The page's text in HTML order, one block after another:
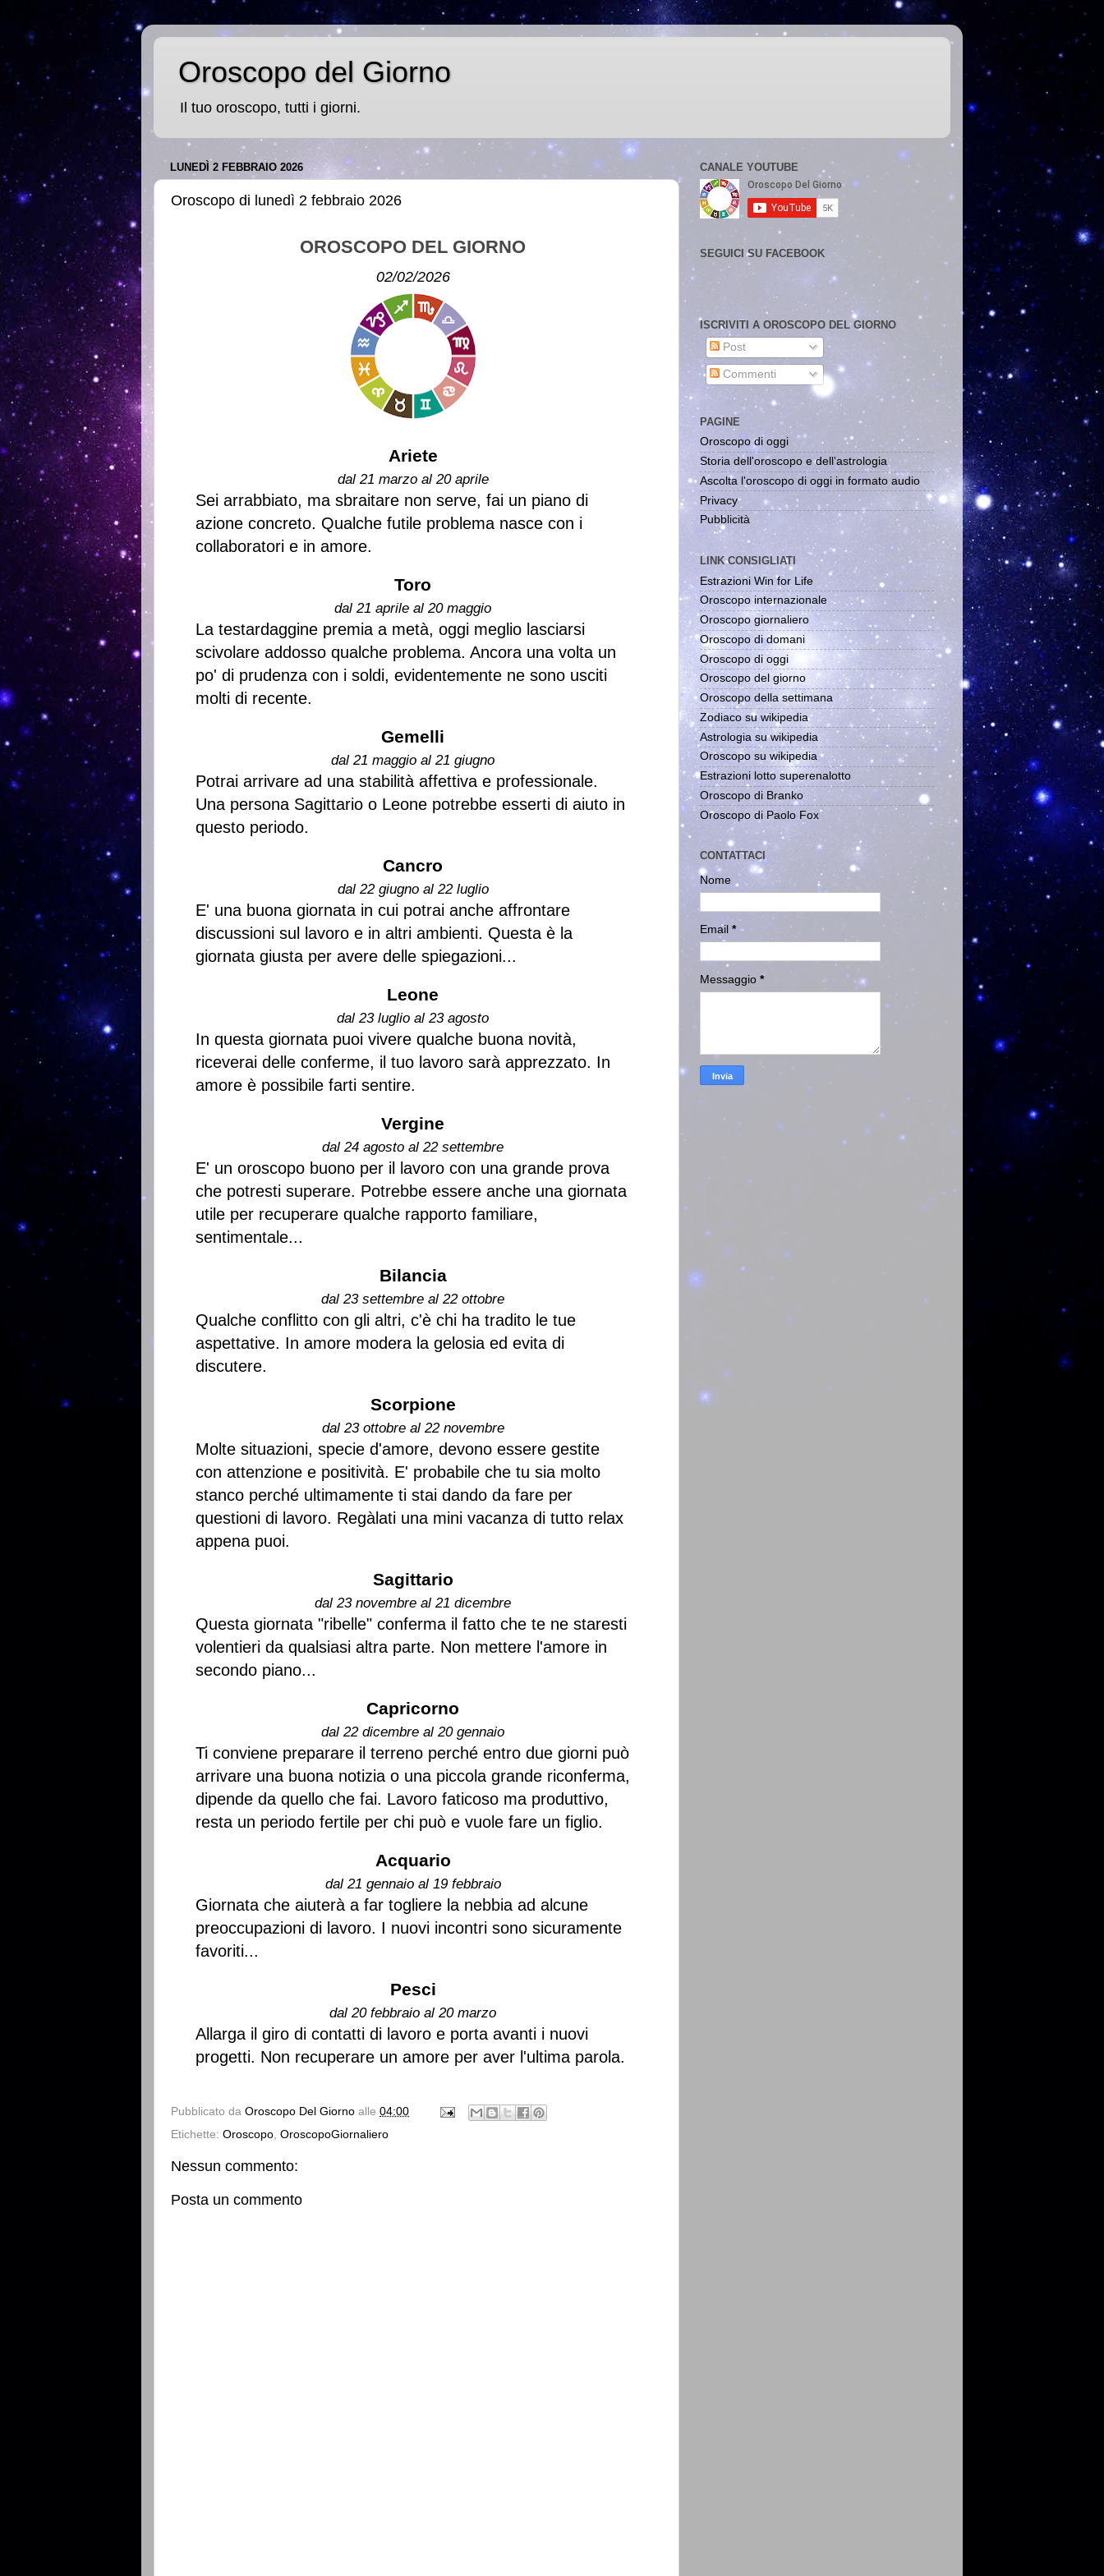
Oroscopo del Giorno
Il tuo oroscopo, tutti i giorni.
LUNEDÌ 2 FEBBRAIO 2026
Oroscopo di lunedì 2 febbraio 2026
OROSCOPO DEL GIORNO
02/02/2026
Ariete
dal 21 marzo al 20 aprile
Sei arrabbiato, ma sbraitare non serve, fai un piano di
azione concreto. Qualche futile problema nasce con i
collaboratori e in amore.
Toro
dal 21 aprile al 20 maggio
La testardaggine premia a metà, oggi meglio lasciarsi
scivolare addosso qualche problema. Ancora una volta un
po' di prudenza con i soldi, evidentemente ne sono usciti
molti di recente.
Gemelli
dal 21 maggio al 21 giugno
Potrai arrivare ad una stabilità affettiva e professionale.
Una persona Sagittario o Leone potrebbe esserti di aiuto in
questo periodo.
Cancro
dal 22 giugno al 22 luglio
E' una buona giornata in cui potrai anche affrontare
discussioni sul lavoro e in altri ambienti. Questa è la
giornata giusta per avere delle spiegazioni...
Leone
dal 23 luglio al 23 agosto
In questa giornata puoi vivere qualche buona novità,
riceverai delle conferme, il tuo lavoro sarà apprezzato. In
amore è possibile farti sentire.
Vergine
dal 24 agosto al 22 settembre
E' un oroscopo buono per il lavoro con una grande prova
che potresti superare. Potrebbe essere anche una giornata
utile per recuperare qualche rapporto familiare,
sentimentale...
Bilancia
dal 23 settembre al 22 ottobre
Qualche conflitto con gli altri, c'è chi ha tradito le tue
aspettative. In amore modera la gelosia ed evita di
discutere.
Scorpione
dal 23 ottobre al 22 novembre
Molte situazioni, specie d'amore, devono essere gestite
con attenzione e positività. E' probabile che tu sia molto
stanco perché ultimamente ti stai dando da fare per
questioni di lavoro. Regàlati una mini vacanza di tutto relax
appena puoi.
Sagittario
dal 23 novembre al 21 dicembre
Questa giornata "ribelle" conferma il fatto che te ne staresti
volentieri da qualsiasi altra parte. Non mettere l'amore in
secondo piano...
Capricorno
dal 22 dicembre al 20 gennaio
Ti conviene preparare il terreno perché entro due giorni può
arrivare una buona notizia o una piccola grande riconferma,
dipende da quello che fai. Lavoro faticoso ma produttivo,
resta un periodo fertile per chi può e vuole fare un figlio.
Acquario
dal 21 gennaio al 19 febbraio
Giornata che aiuterà a far togliere la nebbia ad alcune
preoccupazioni di lavoro. I nuovi incontri sono sicuramente
favoriti...
Pesci
dal 20 febbraio al 20 marzo
Allarga il giro di contatti di lavoro e porta avanti i nuovi
progetti. Non recuperare un amore per aver l'ultima parola.
Pubblicato da Oroscopo Del Giorno alle 04:00
Etichette: Oroscopo OroscopoGiornaliero
Nessun commento:
Posta un commento
CANALE YOUTUBE
SEGUICI SU FACEBOOK
ISCRIVITI A OROSCOPO DEL GIORNO
Post
Commenti
PAGINE
Oroscopo di oggi
Storia dell'oroscopo e dell'astrologia
Ascolta l'oroscopo di oggi in formato audio
Privacy
Pubblicità
LINK CONSIGLIATI
Estrazioni Win for Life
Oroscopo internazionale
Oroscopo giornaliero
Oroscopo di domani
Oroscopo di oggi
Oroscopo del giorno
Oroscopo della settimana
Zodiaco su wikipedia
Astrologia su wikipedia
Oroscopo su wikipedia
Estrazioni lotto superenalotto
Oroscopo di Branko
Oroscopo di Paolo Fox
CONTATTACI
Nome
Email *
Messaggio *